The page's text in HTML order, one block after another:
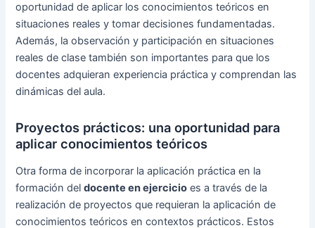
oportunidad de aplicar los conocimientos teóricos en
situaciones reales y tomar decisiones fundamentadas.
Además, la observación y participación en situaciones
reales de clase también son importantes para que los
docentes adquieran experiencia práctica y comprendan las
dinámicas del aula.
Proyectos prácticos: una oportunidad para
aplicar conocimientos teóricos
Otra forma de incorporar la aplicación práctica en la
formación deldocente en ejercicio es a través de la
realización de proyectos que requieran la aplicación de
conocimientos teóricos en contextos prácticos. Estos